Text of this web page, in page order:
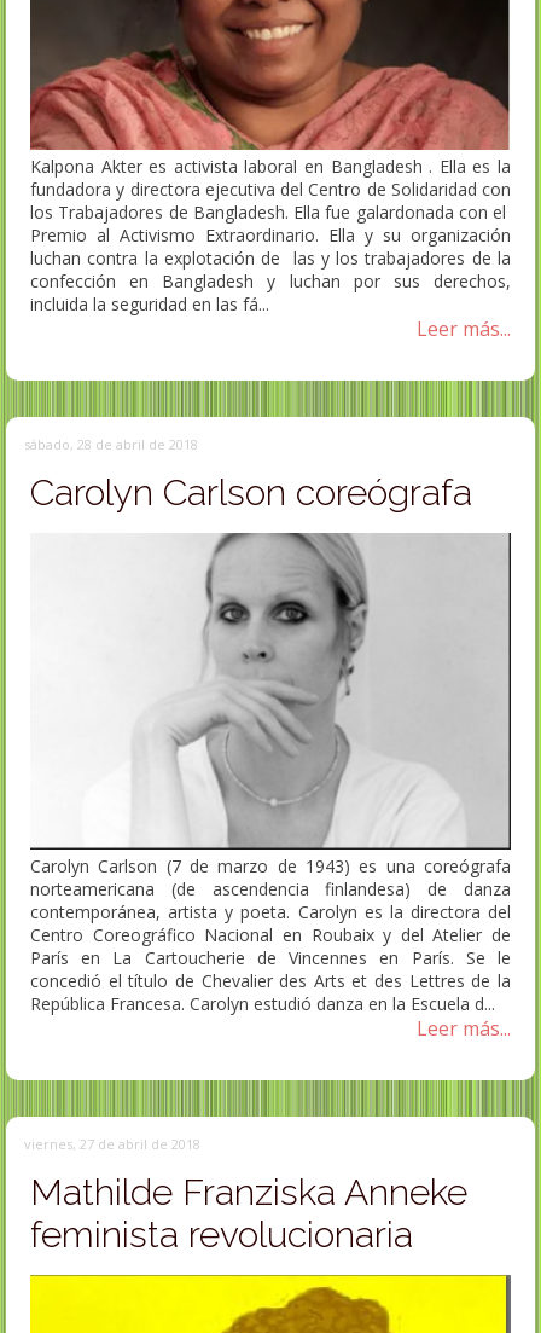
Kalpona Akter es activista laboral en Bangladesh . Ella es la
fundadora y directora ejecutiva del Centro de Solidaridad con
los Trabajadores de Bangladesh. Ella fue galardonada con el
Premio al Activismo Extraordinario. Ella y su organización
luchan contra la explotación de las y los trabajadores de la
confección en Bangladesh y luchan por sus derechos,
incluida la seguridad en las fá...
Leer más...
sábado, 28 de abril de 2018
Carolyn Carlson coreógrafa
Carolyn Carlson (7 de marzo de 1943) es una coreógrafa
norteamericana (de ascendencia finlandesa) de danza
contemporánea, artista y poeta. Carolyn es la directora del
Centro Coreográfico Nacional en Roubaix y del Atelier de
París en La Cartoucherie de Vincennes en París. Se le
concedió el título de Chevalier des Arts et des Lettres de la
República Francesa. Carolyn estudió danza en la Escuela d...
Leer más...
viernes, 27 de abril de 2018
Mathilde Franziska Anneke
feminista revolucionaria